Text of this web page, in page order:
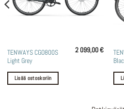
TENWAYS CGO800S
Light Grey
2 099,00€
Lisää ostoskoriin